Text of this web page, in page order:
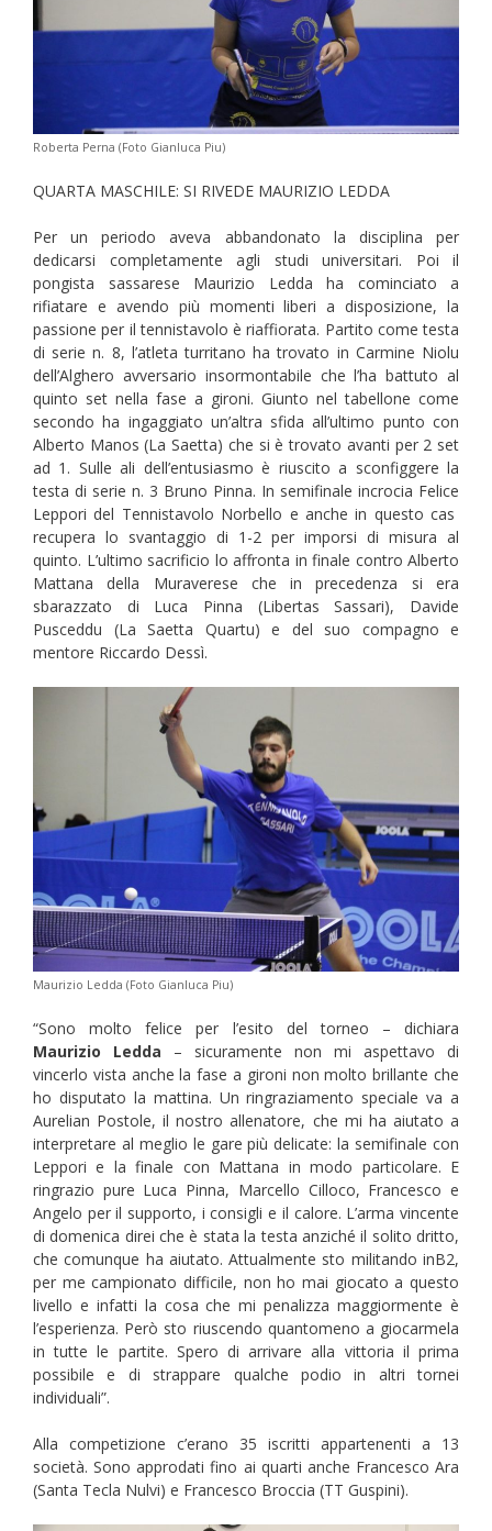
Roberta Perna (Foto Gianluca Piu)
QUARTA MASCHILE: SI RIVEDE MAURIZIO LEDDA
Per un periodo aveva abbandonato la disciplina per
dedicarsi completamente agli studi universitari. Poi il
pongista sassarese Maurizio Ledda ha cominciato a
rifiatare e avendo più momenti liberi a disposizione, la
passione per il tennistavolo è riaffiorata. Partito come testa
di serie n. 8, l’atleta turritano ha trovato in Carmine Niolu
dell’Alghero avversario insormontabile che l’ha battuto al
quinto set nella fase a gironi. Giunto nel tabellone come
secondo ha ingaggiato un’altra sfida all’ultimo punto con
Alberto Manos (La Saetta) che si è trovato avanti per 2 set
ad 1. Sulle ali dell’entusiasmo è riuscito a sconfiggere la
testa di serie n. 3 Bruno Pinna. In semifinale incrocia Felice
Leppori del Tennistavolo Norbello e anche in questo cas
recupera lo svantaggio di 1-2 per imporsi di misura al
quinto. L’ultimo sacrificio lo affronta in finale contro Alberto
Mattana della Muraverese che in precedenza si era
sbarazzato di Luca Pinna (Libertas Sassari), Davide
Pusceddu (La Saetta Quartu) e del suo compagno e
mentore Riccardo Dessì.
Maurizio Ledda (Foto Gianluca Piu)
“Sono molto felice per l’esito del torneo – dichiara
Maurizio Ledda – sicuramente non mi aspettavo di
vincerlo vista anche la fase a gironi non molto brillante che
ho disputato la mattina. Un ringraziamento speciale va a
Aurelian Postole, il nostro allenatore, che mi ha aiutato a
interpretare al meglio le gare più delicate: la semifinale con
Leppori e la finale con Mattana in modo particolare. E
ringrazio pure Luca Pinna, Marcello Cilloco, Francesco e
Angelo per il supporto, i consigli e il calore. L’arma vincente
di domenica direi che è stata la testa anziché il solito dritto,
che comunque ha aiutato. Attualmente sto militando inB2,
per me campionato difficile, non ho mai giocato a questo
livello e infatti la cosa che mi penalizza maggiormente è
l’esperienza. Però sto riuscendo quantomeno a giocarmela
in tutte le partite. Spero di arrivare alla vittoria il prima
possibile e di strappare qualche podio in altri tornei
individuali”.
Alla competizione c’erano 35 iscritti appartenenti a 13
società. Sono approdati fino ai quarti anche Francesco Ara
(Santa Tecla Nulvi) e Francesco Broccia (TT Guspini).